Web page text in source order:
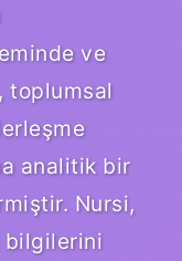
ve
toplumsal
analitik bir
Nursi,
bilgilerini